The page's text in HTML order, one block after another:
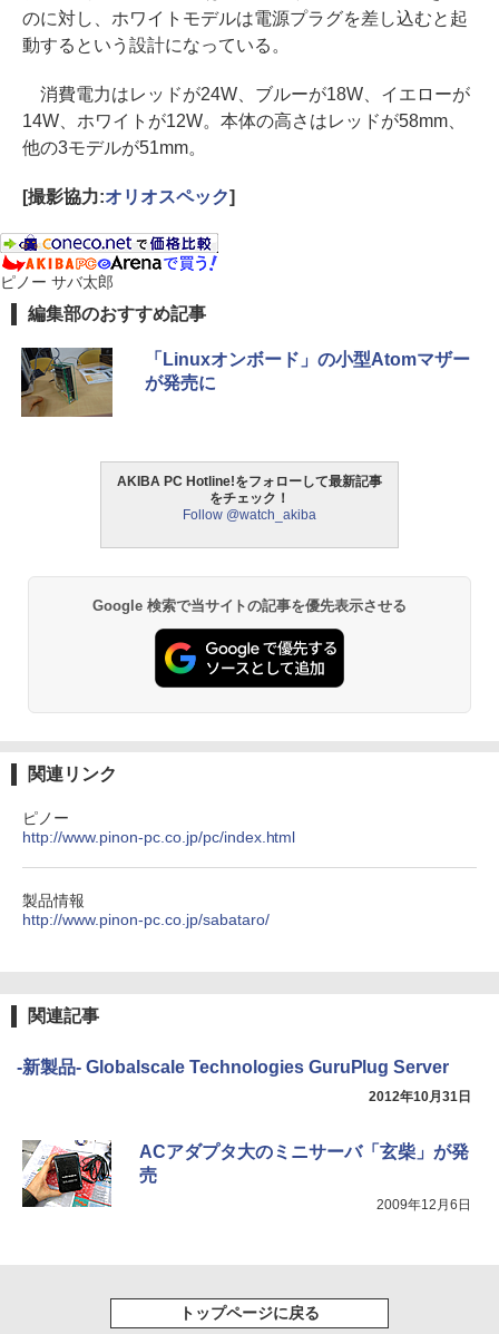
のに対し、ホワイトモデルは電源プラグを差し込むと起
動するという設計になっている。
消費電力はレッドが24W、ブルーが18W、イエローが
14W、ホワイトが12W。本体の高さはレッドが58mm、
他の3モデルが51mm。
[撮影協力:オリオスペック]
ピノー サバ太郎
編集部のおすすめ記事
「Linuxオンボード」の小型Atomマザー
が発売に
AKIBA PC Hotline!をフォローして最新記事
をチェック！
Follow @watch_akiba
Google 検索で当サイトの記事を優先表示させる
関連リンク
ピノー
http://www.pinon-pc.co.jp/pc/index.html
製品情報
http://www.pinon-pc.co.jp/sabataro/
関連記事
-新製品- Globalscale Technologies GuruPlug Server
2012年10月31日
ACアダプタ大のミニサーバ「玄柴」が発
売
2009年12月6日
トップページに戻る